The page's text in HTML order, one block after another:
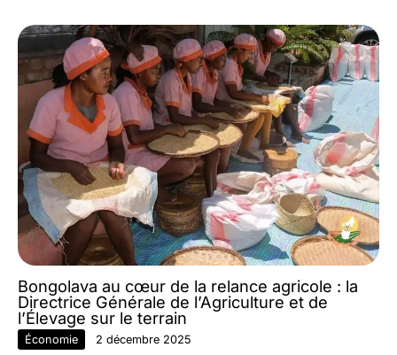
Bongolava au cœur de la relance agricole : la
Directrice Générale de l’Agriculture et de
l’Élevage sur le terrain
Économie 2 décembre 2025